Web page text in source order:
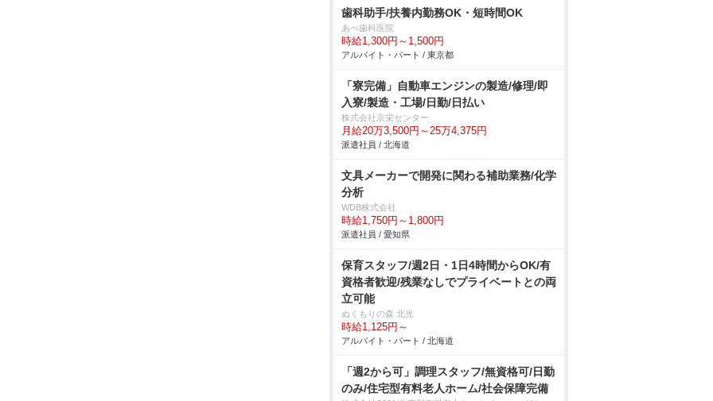
歯科助手/扶養内勤務OK・短時間OK
あべ歯科医院
時給1,300円～1,500円
アルバイト・パート / 東京都
「寮完備」自動車エンジンの製造/修理/即
入寮/製造・工場/日勤/日払い
株式会社京栄センター
月給20万3,500円～25万4,375円
派遣社員 / 北海道
文具メーカーで開発に関わる補助業務/化学
分析
WDB株式会社
時給1,750円～1,800円
派遣社員 / 愛知県
保育スタッフ/週2日・1日4時間からOK/有
資格者歓迎/残業なしでプライベートとの両
立可能
ぬくもりの森 北光
時給1,125円～
アルバイト・パート / 北海道
「週2から可」調理スタッフ/無資格可/日勤
のみ/住宅型有料老人ホーム/社会保障完備